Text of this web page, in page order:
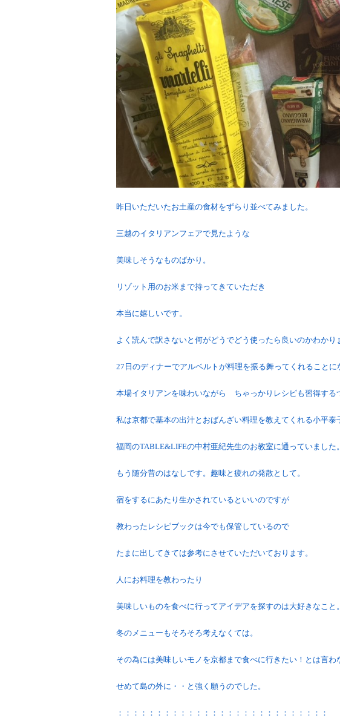
昨日いただいたお土産の食材をずらり並べてみました。
三越のイタリアンフェアで見たような
美味しそうなものばかり。
リゾット用のお米まで持ってきていただき
本当に嬉しいです。
よく読んで訳さないと何がどうでどう使ったら良いのかわかり
27日のディナーでアルベルトが料理を振る舞ってくれることに
本場イタリアンを味わいながら ちゃっかりレシピも習得する
私は京都で基本の出汁とおばんざい料理を教えてくれる小平泰
福岡のTABLE&LIFEの中村亜紀先生のお教室に通っていました。
もう随分昔のはなしです。趣味と疲れの発散として。
宿をするにあたり生かされているといいのですが
教わったレシピブックは今でも保管しているので
たまに出してきては参考にさせていただいております。
人にお料理を教わったり
美味しいものを食べに行ってアイデアを探すのは大好きなこと。
冬のメニューもそろそろ考えなくては。
その為には美味しいモノを京都まで食べに行きたい！とは言わ
せめて島の外に・・と強く願うのでした。
：：：：：：：：：：：：：：：：：：：：：：：：：：：